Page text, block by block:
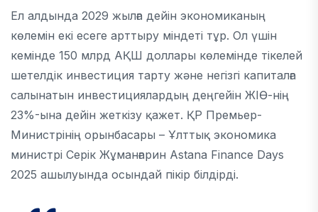
Ел алдында 2029 жылға дейін экономиканың
көлемін екі есеге арттыру міндеті тұр. Ол үшін
кемінде 150 млрд АҚШ доллары көлемінде тікелей
шетелдік инвестиция тарту және негізгі капиталға
салынатын инвестициялардың деңгейін ЖІӨ-нің
23%-ына дейін жеткізу қажет. ҚР Премьер-
Министрінің орынбасары – Ұлттық экономика
министрі Серік Жұманғарин Astana Finance Days
2025 ашылуында осындай пікір білдірді.